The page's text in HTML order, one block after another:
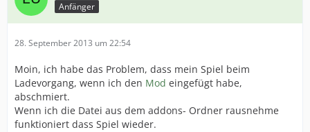
Anfänger
28. September 2013 um 22:54
Moin, ich habe das Problem, dass mein Spiel beim
Ladevorgang, wenn ich den Mod eingefügt habe,
abschmiert.
Wenn ich die Datei aus dem addons- Ordner rausnehme
funktioniert dass Spiel wieder.